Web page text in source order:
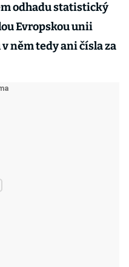
odhadu statistický
Evropskou unii
něm tedy ani čísla za